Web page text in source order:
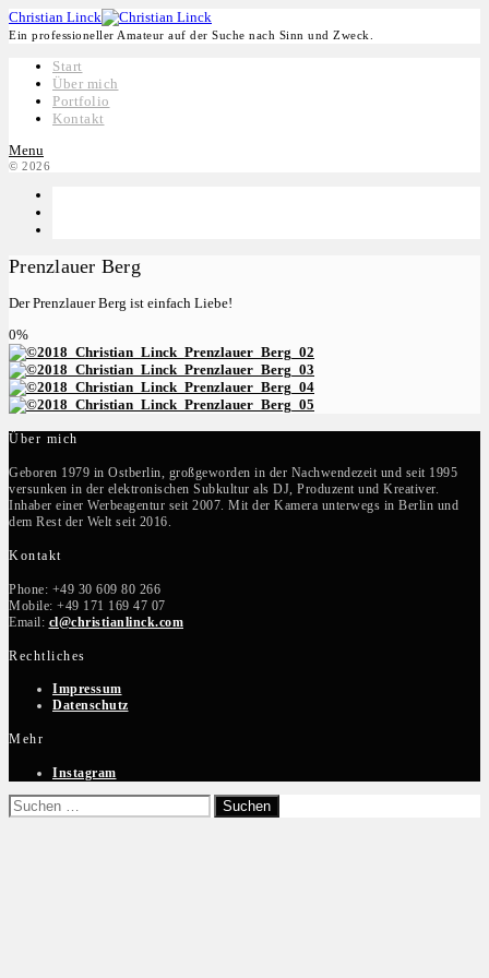
Christian Linck
Ein professioneller Amateur auf der Suche nach Sinn und Zweck.
Start
Über mich
Portfolio
Kontakt
Menu
© 2026
Prenzlauer Berg
Der Prenzlauer Berg ist einfach Liebe!
0%
Über mich
Geboren 1979 in Ostberlin, großgeworden in der Nachwendezeit und seit 1995
versunken in der elektronischen Subkultur als DJ, Produzent und Kreativer.
Inhaber einer Werbeagentur seit 2007. Mit der Kamera unterwegs in Berlin und
dem Rest der Welt seit 2016.
Kontakt
Phone: +49 30 609 80 266
Mobile: +49 171 169 47 07
Email: cl@christianlinck.com
Rechtliches
Impressum
Datenschutz
Mehr
Instagram
Suchen
nach: